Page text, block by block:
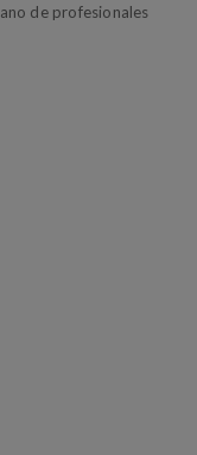
de profesionales